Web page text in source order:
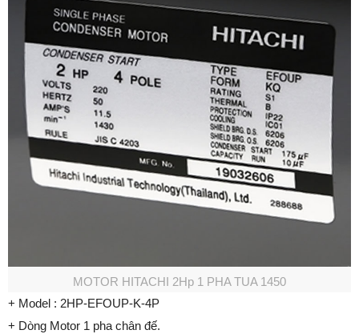
MOTOR HITACHI 2Hp 1 PHA TUA 1450
+ Model : 2HP-EFOUP-K-4P
+ Dòng Motor 1 pha chân đế.